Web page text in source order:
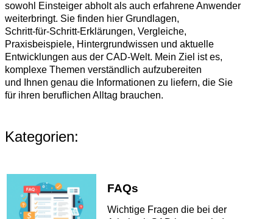
sowohl Einsteiger abholt als auch erfahrene Anwender
weiterbringt. Sie finden hier Grundlagen,
Schritt‑für‑Schritt‑Erklärungen, Vergleiche,
Praxisbeispiele, Hintergrundwissen und aktuelle
Entwicklungen aus der CAD‑Welt. Mein Ziel ist es,
komplexe Themen verständlich aufzubereiten
und Ihnen genau die Informationen zu liefern, die Sie
für ihren beruflichen Alltag brauchen.
Kategorien:
FAQs
Wichtige Fragen die bei der